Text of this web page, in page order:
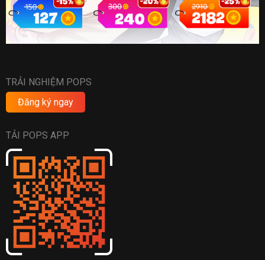
TRẢI NGHIỆM POPS
Đăng ký ngay
TẢI POPS APP